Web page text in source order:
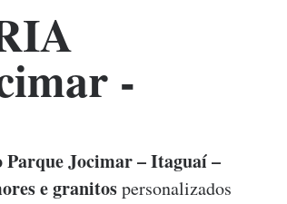
-
Jocimar – Itaguaí –
e granitospersonalizados